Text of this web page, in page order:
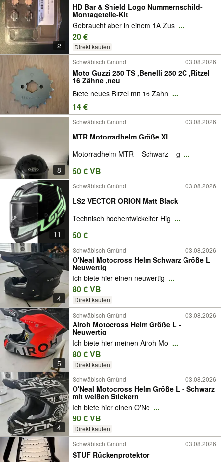
2
HD Bar & Shield Logo Nummernschild-
Montageteile-Kit
Gebraucht aber in einem 1A Zus ...
20 €
Direkt kaufen
Schwäbisch Gmünd
03.08.2026
Moto Guzzi 250 TS ,Benelli 250 2C ,Ritzel
16 Zähne ,neu
Biete neues Ritzel mit 16 Zähn ...
14 €
8
Schwäbisch Gmünd 03.08.2026
MTR Motorradhelm Größe XL
Motorradhelm MTR – Schwarz – g ...
50 € VB
11
Schwäbisch Gmünd 03.08.2026
LS2 VECTOR ORION Matt Black
Technisch hochentwickelter Hig ...
50 €
4
Schwäbisch Gmünd 03.08.2026
O'Neal Motocross Helm Schwarz Größe L
Neuwertig
Ich biete hier einen neuwertig ...
80 € VB
Direkt kaufen
5
Schwäbisch Gmünd 03.08.2026
Airoh Motocross Helm Größe L -
Neuwertig
Ich biete hier meinen Airoh Mo ...
80 € VB
Direkt kaufen
4
Schwäbisch Gmünd 03.08.2026
O'Neal Motocross Helm Größe L - Schwarz
mit weißen Stickern
Ich biete hier einen O'Ne ...
90 € VB
Direkt kaufen
Schwäbisch Gmünd 03.08.2026
STUF Rückenprotektor